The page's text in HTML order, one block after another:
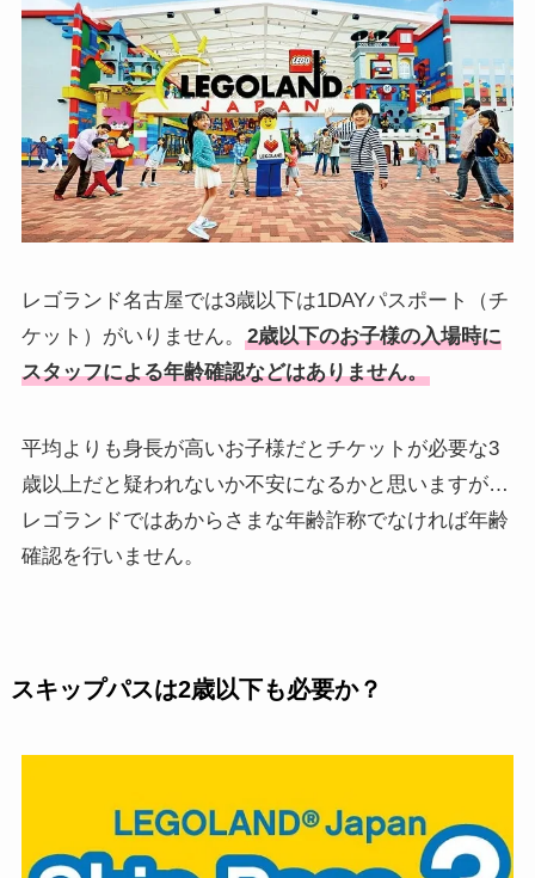
レゴランド名古屋では3歳以下は1DAYパスポート（チ
ケット）がいりません。
2歳以下のお子様の入場時に
スタッフによる年齢確認などはありません。
平均よりも身長が高いお子様だとチケットが必要な3
歳以上だと疑われないか不安になるかと思いますが…
レゴランドではあからさまな年齢詐称でなければ年齢
確認を行いません。
スキップパスは2歳以下も必要か？